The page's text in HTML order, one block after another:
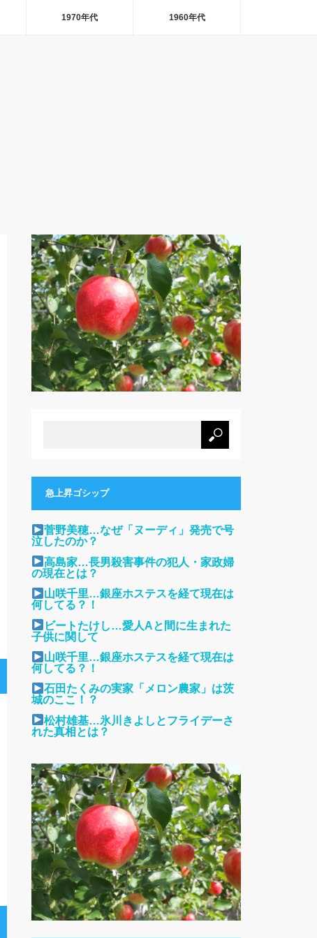
1970年代 1960年代
急上昇ゴシップ
菅野美穂…なぜ「ヌーディ」発売で号
泣したのか？
高島家…長男殺害事件の犯人・家政婦
の現在とは？
山咲千里…銀座ホステスを経て現在は
何してる？！
ビートたけし…愛人Aと間に生まれた
子供に関して
山咲千里…銀座ホステスを経て現在は
何してる？！
石田たくみの実家「メロン農家」は茨
城のここ！？
松村雄基…氷川きよしとフライデーさ
れた真相とは？